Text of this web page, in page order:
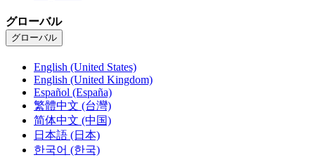
グローバル
グローバル
English (United States)
English (United Kingdom)
Español (España)
繁體中文 (台灣)
简体中文 (中国)
日本語 (日本)
한국어 (한국)